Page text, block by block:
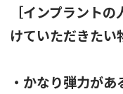
［インプラント
けていただきたい
・かなり弾力が